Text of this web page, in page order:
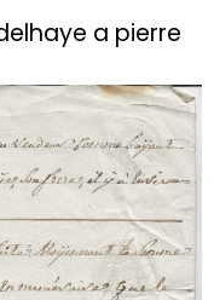
a pierre